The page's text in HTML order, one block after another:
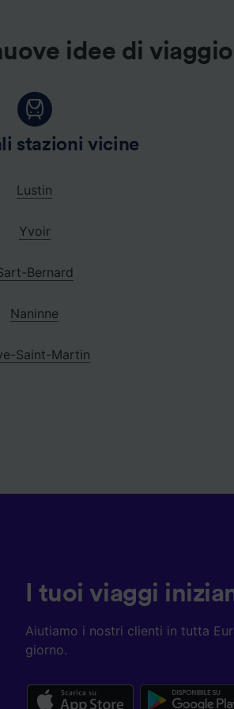
idee di
stazioni vicine
Lustin
Yvoir
Bernard
Naninne
Saint-Martin
I tuoi viaggi
Aiutiamo i nostri clienti in tutta
giorno.